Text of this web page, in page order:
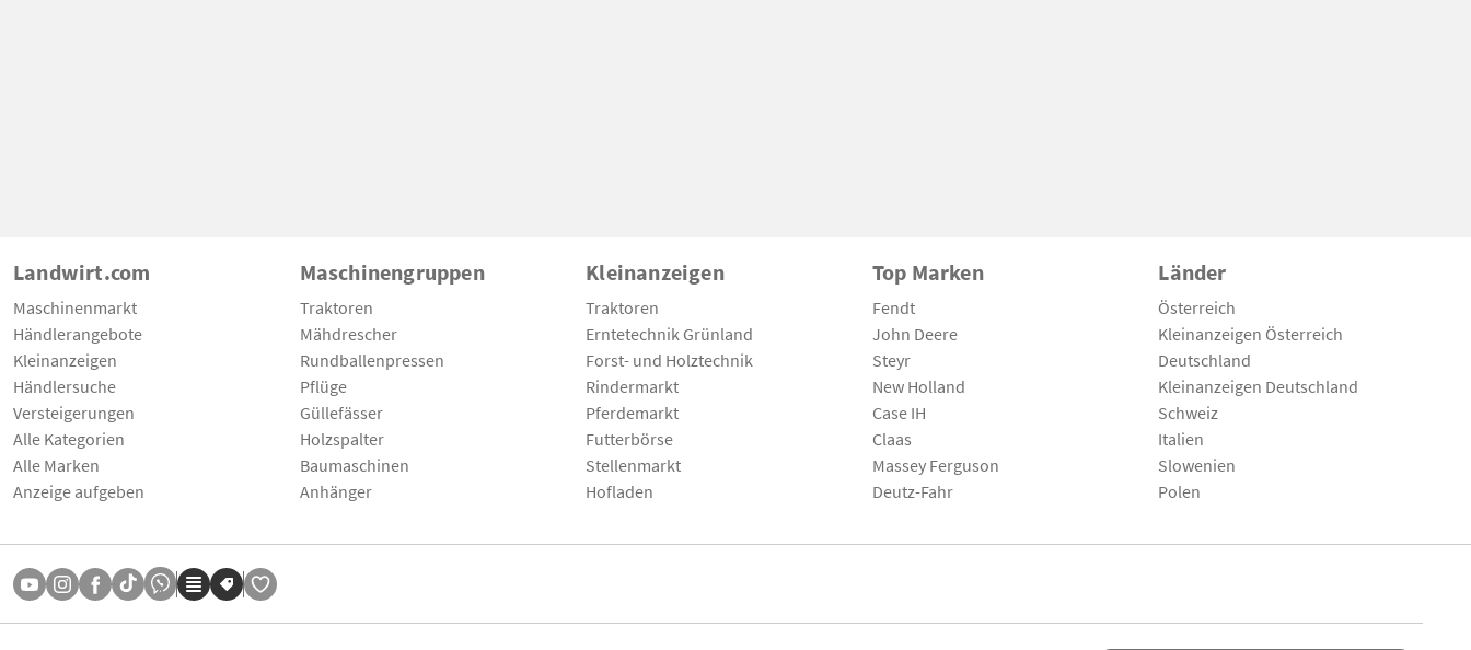
Landwirt.com
Maschinenmarkt
Händlerangebote
Kleinanzeigen
Händlersuche
Versteigerungen
Alle Kategorien
Alle Marken
Anzeige aufgeben
Maschinengruppen
Traktoren
Mähdrescher
Rundballenpressen
Pflüge
Güllefässer
Holzspalter
Baumaschinen
Anhänger
Kleinanzeigen
Traktoren
Erntetechnik Grünland
Forst- und Holztechnik
Rindermarkt
Pferdemarkt
Futterbörse
Stellenmarkt
Hofladen
Top Marken
Fendt
John Deere
Steyr
New Holland
Case IH
Claas
Massey Ferguson
Deutz-Fahr
Länder
Österreich
Kleinanzeigen Österreich
Deutschland
Kleinanzeigen Deutschland
Schweiz
Italien
Slowenien
Polen